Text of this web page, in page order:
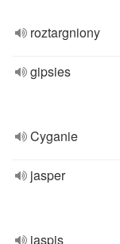
roztargniony
gipsies
Cyganie
jasper
jaspis